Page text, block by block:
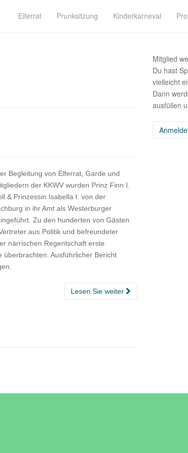
Elferrat Prunksitzung Kinderkarneval
Begleitung von Elferrat, Garde und
der KKWV wurden Prinz Finn I.
& Prinzessin Isabella I. von der
in ihr Amt als Westerburger
Zu den hunderten von Gästen
aus Politik und befreundeter
närrischen Regentschaft erste
überbrachten. Ausführlicher Bericht
Lesen Sie weiter
Mitglied
Du hast
vielleicht
Dann
ausfüllen